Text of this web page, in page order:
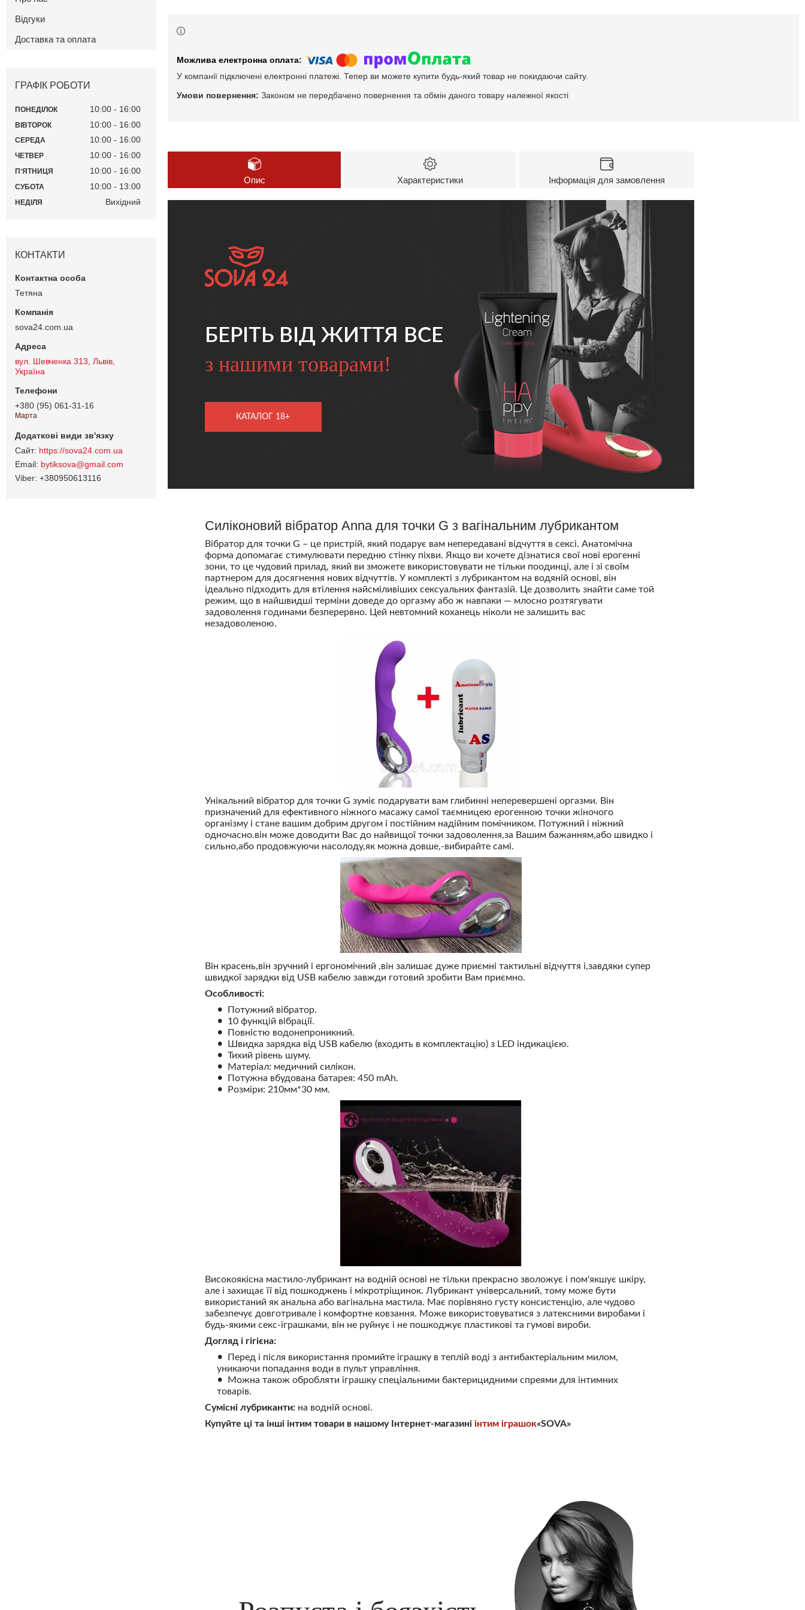
У компанії підключені електронні платежі. Тепер ви можете купити будь-який товар не покидаючи сайту.
Законом не передбачено повернення та обмін даного товару належної якості
Опис Характеристики Інформація для замовлення
БЕРІТЬ ВІД ЖИТТЯ ВСЕ
з нашими товарами!
КАТАЛОГ 18+
Силіконовий вібратор Anna для точки G з вагінальним лубрикантом
Вібратор для точки G – це пристрій, який подарує вам непередавані відчуття в сексі. Анатомічна
форма допомагає стимулювати передню стінку піхви. Якщо ви хочете дізнатися свої нові ерогенні
зони, то це чудовий прилад, який ви зможете використовувати не тільки поодинці, але і зі своїм
партнером для досягнення нових відчуттів. У комплекті з лубрикантом на водяній основі, він
ідеально підходить для втілення найсміливіших сексуальних фантазій. Це дозволить знайти саме той
режим, що в найшвидші терміни доведе до оргазму або ж навпаки — млосно розтягувати
задоволення годинами безперервно. Цей невтомний коханець ніколи не залишить вас
незадоволеною.
Унікальний вібратор для точки G зуміє подарувати вам глибинні неперевершені оргазми. Він
призначений для ефективного ніжного масажу самої таємницею ерогенною точки жіночого
організму і стане вашим добрим другом і постійним надійним помічником. Потужний і ніжний
одночасно.він може доводити Вас до найвищої точки задоволення,за Вашим бажанням,або швидко і
сильно,або продовжуючи насолоду,як можна довше,-вибирайте самі.
Він красень,він зручний і ергономічний ,він залишає дуже приємні тактильні відчуття і,завдяки супер
швидкої зарядки від USB кабелю завжди готовий зробити Вам приємно.
Особливості:
Потужний вібратор.
10 функцій вібрації.
Повністю водонепроникний.
Швидка зарядка від USB кабелю (входить в комплектацію) з LED індикацією.
Тихий рівень шуму.
Матеріал: медичний силікон.
Потужна вбудована батарея: 450 mAh.
Розміри: 210мм*30 мм.
Високоякісна мастило-лубрикант на водній основі не тільки прекрасно зволожує і пом'якшує шкіру,
але і захищає її від пошкоджень і мікротріщинок. Лубрикант універсальний, тому може бути
використаний як анальна або вагінальна мастила. Має порівняно густу консистенцію, але чудово
забезпечує довготривале і комфортне ковзання. Може використовуватися з латексними виробами і
будь-якими секс-іграшками, він не руйнує і не пошкоджує пластикові та гумові вироби.
Догляд і гігієна:
Перед і після використання промийте іграшку в теплій воді з антибактеріальним милом,
уникаючи попадання води в пульт управління.
Можна також обробляти іграшку спеціальними бактерицидними спреями для інтимних
товарів.
Сумісні лубриканти:на водній основі.
Купуйте ці та інші інтим товари в нашому Інтернет-магазині інтим іграшок«SOVA»
Відгуки
Доставка та оплата
ГРАФІК РОБОТИ
ПОНЕДІЛОК 10:00 16:00
ВІВТОРОК 10:00 16:00
СЕРЕДА 10:00 16:00
ЧЕТВЕР 10:00 16:00
ПʼЯТНИЦЯ 10:00 16:00
СУБОТА 10:00 13:00
НЕДІЛЯ Вихідний
КОНТАКТИ
Тетяна
sova24.com.ua
вул. Шевченка 313, Львів,
Україна
+380 (95) 061-31-16
Марта
https://sova24.com.ua
bytiksova@gmail.com
+380950613116